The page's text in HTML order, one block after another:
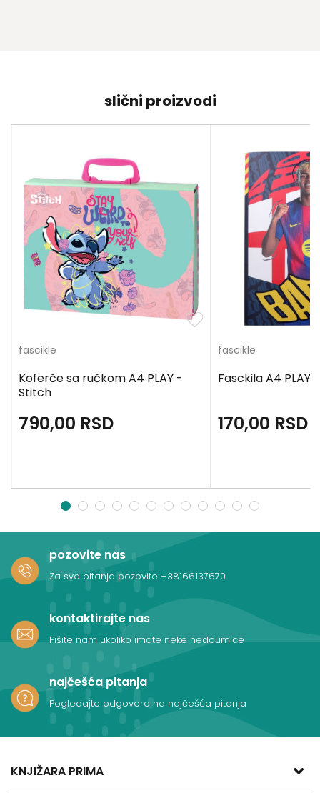
slični proizvodi
fascikle
Koferče sa ručkom A4 PLAY -
Stitch
790,00 RSD
fascikle
Fasckila A4 PLAY
170,00 RSD
1 2 3 4 5 6 7 8 9 10 11 12
pozovite nas
Za sva pitanja pozovite +38166137670
kontaktirajte nas
Pišite nam ukoliko imate neke nedoumice
najčešća pitanja
Pogledajte odgovore na najčešća pitanja
KNJIŽARA PRIMA